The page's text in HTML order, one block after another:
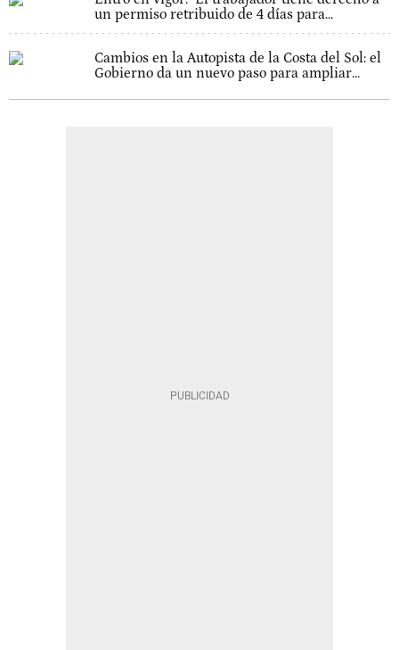
un permiso retribuido de 4 días para...
Cambios en la Autopista de la Costa del Sol: el
Gobierno da un nuevo paso para ampliar...